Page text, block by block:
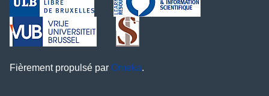
Fièrement propulsé par Omeka.